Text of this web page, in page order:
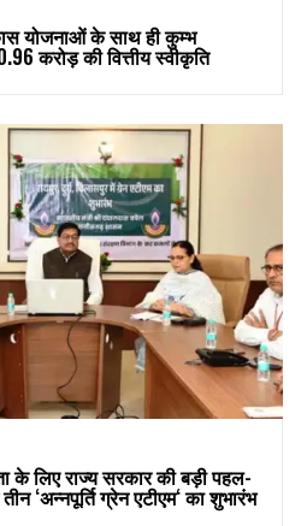
योजनाओं के साथ ही कुम्भ
करोड़ की वित्तीय स्वीकृति
के लिए राज्य सरकार की बड़ी पहल-
‘अन्नपूर्ति ग्रेन एटीएम‘ का शुभारंभ